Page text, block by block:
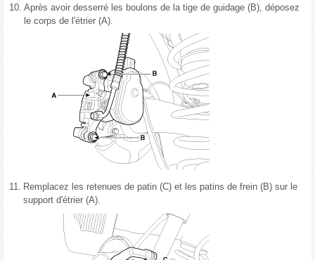
10. Après avoir desserré les boulons de la tige de guidage (B), déposez
le corps de l'étrier (A).
11. Remplacez les retenues de patin (C) et les patins de frein (B) sur le
support d'étrier (A).